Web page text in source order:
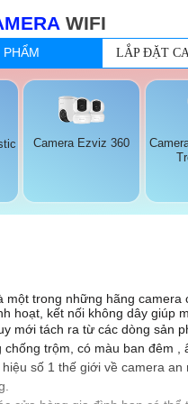
WIFI
PHẨM LẮP ĐẶT
Camera Ezviz 360
một trong những hãng
hoạt, kết nối không dây giúp
mới tách ra từ các dòng sản
trộm, có màu ban đêm
số 1 thế giới về camera